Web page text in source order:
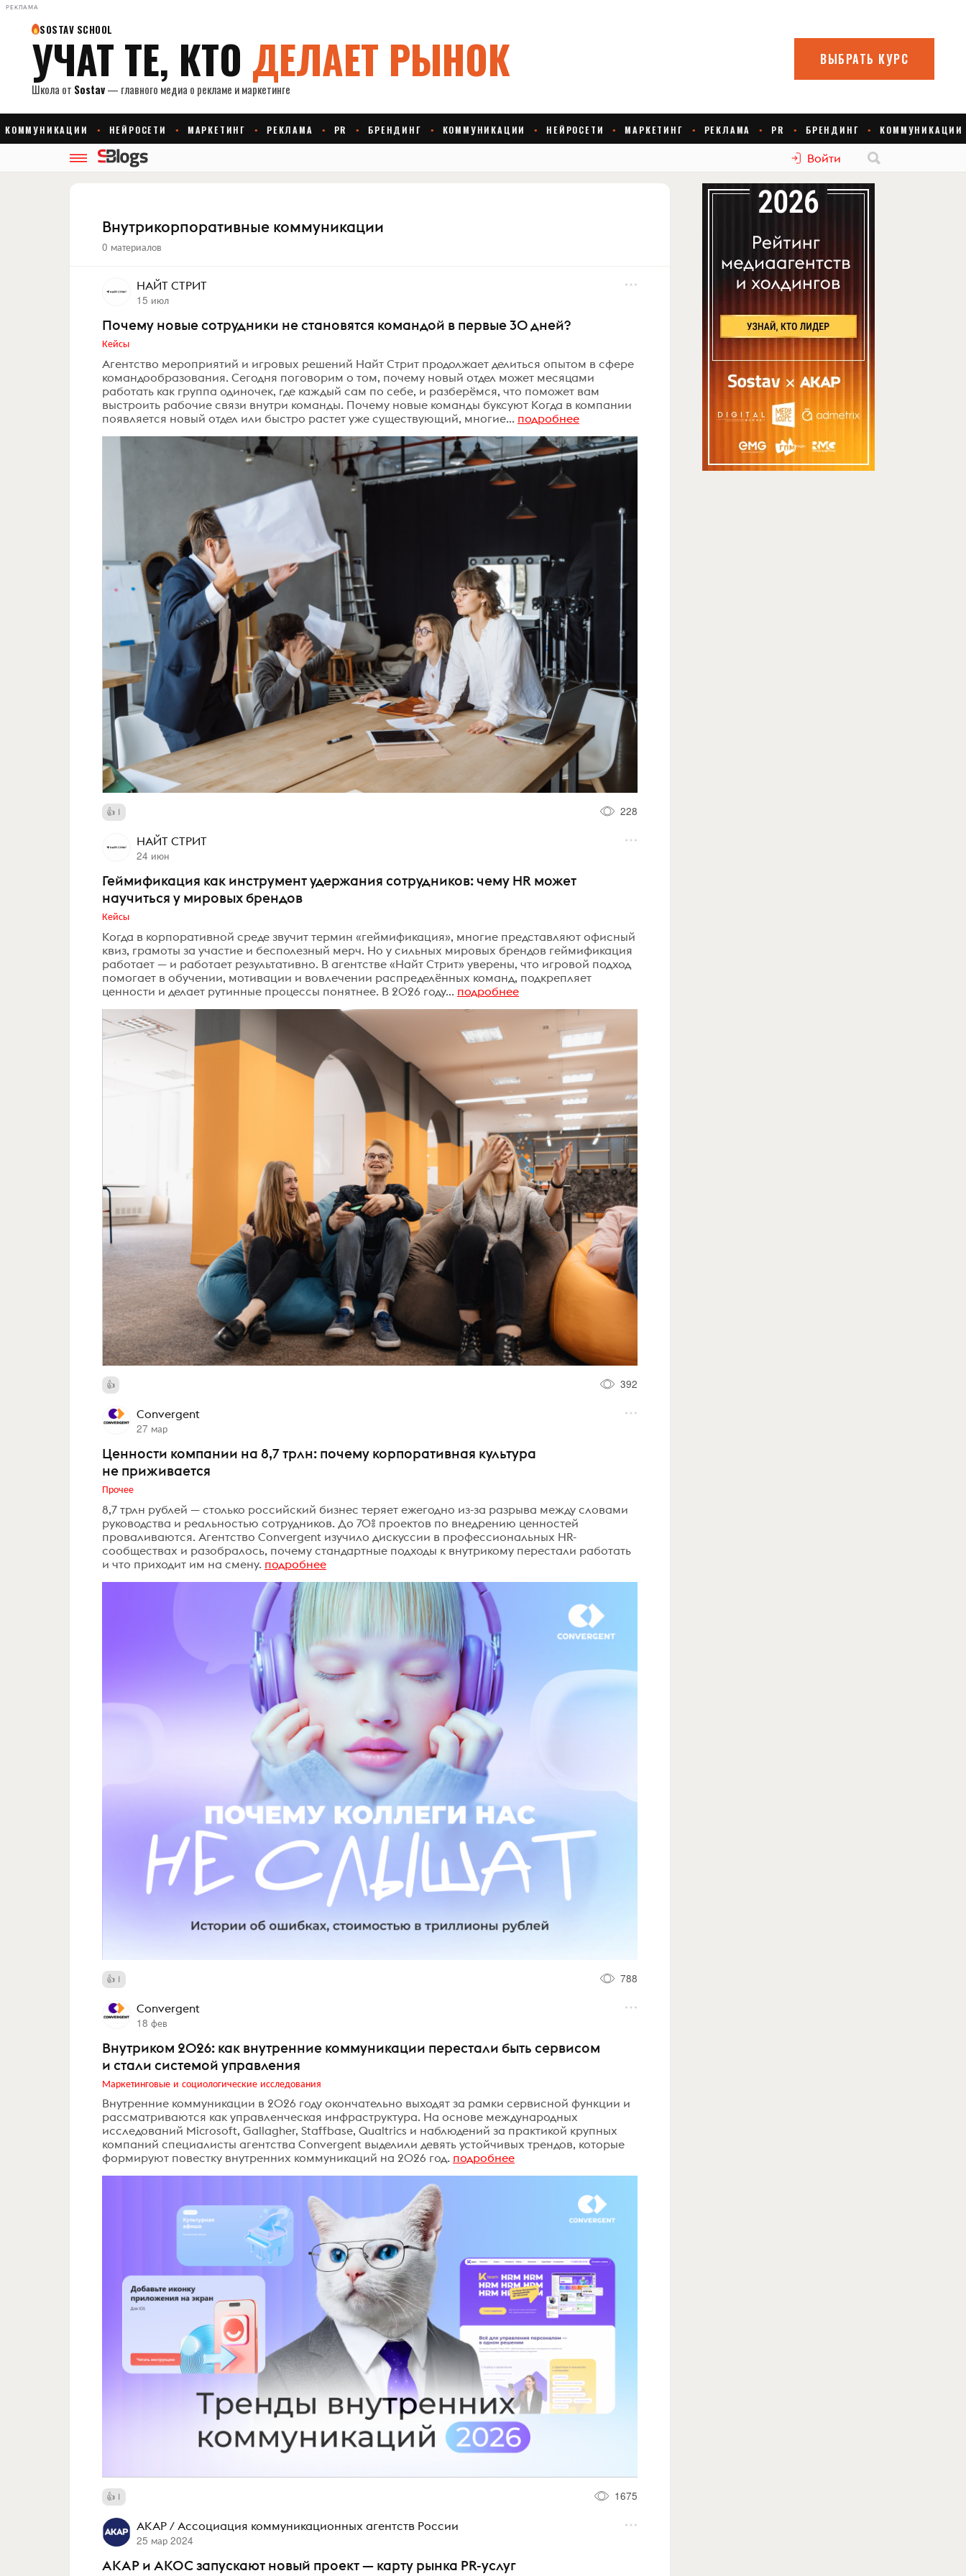
РЕКЛАМА
Войти
Внутрикорпоративные коммуникации
0 материалов
НАЙТ СТРИТ
15 июл
Почему новые сотрудники не становятся командой в первые 30 дней?
Кейсы
Агентство мероприятий и игровых решений Найт Стрит продолжает делиться опытом в сфере
командообразования. Сегодня поговорим о том, почему новый отдел может месяцами
работать как группа одиночек, где каждый сам по себе, и разберёмся, что поможет вам
выстроить рабочие связи внутри команды. Почему новые команды буксуют Когда в компании
появляется новый отдел или быстро растет уже существующий, многие... подробнее
1 228
НАЙТ СТРИТ
24 июн
Геймификация как инструмент удержания сотрудников: чему HR может
научиться у мировых брендов
Кейсы
Когда в корпоративной среде звучит термин «геймификация», многие представляют офисный
квиз, грамоты за участие и бесполезный мерч. Но у сильных мировых брендов геймификация
работает — и работает результативно. В агентстве «Найт Стрит» уверены, что игровой подход
помогает в обучении, мотивации и вовлечении распределённых команд, подкрепляет
ценности и делает рутинные процессы понятнее. В 2026 году... подробнее
392
Convergent
27 мар
Ценности компании на 8,7 трлн: почему корпоративная культура
не приживается
Прочее
8,7 трлн рублей — столько российский бизнес теряет ежегодно из-за разрыва между словами
руководства и реальностью сотрудников. До 70% проектов по внедрению ценностей
проваливаются. Агентство Convergent изучило дискуссии в профессиональных HR-
сообществах и разобралось, почему стандартные подходы к внутрикому перестали работать
и что приходит им на смену. подробнее
1 788
Convergent
18 фев
Внутриком 2026: как внутренние коммуникации перестали быть сервисом
и стали системой управления
Маркетинговые и социологические исследования
Внутренние коммуникации в 2026 году окончательно выходят за рамки сервисной функции и
рассматриваются как управленческая инфраструктура. На основе международных
исследований Microsoft, Gallagher, Staffbase, Qualtrics и наблюдений за практикой крупных
компаний специалисты агентства Convergent выделили девять устойчивых трендов, которые
формируют повестку внутренних коммуникаций на 2026 год. подробнее
1 1675
АКАР / Ассоциация коммуникационных агентств России
25 мар 2024
АКАР и АКОС запускают новый проект — карту рынка PR-услуг